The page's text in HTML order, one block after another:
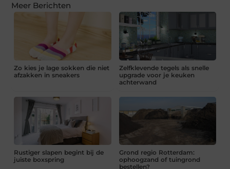
Meer Berichten
Zo kies je lage sokken die niet
afzakken in sneakers
Zelfklevende tegels als snelle
upgrade voor je keuken
achterwand
Rustiger slapen begint bij de
juiste boxspring
Grond regio Rotterdam:
ophoogzand of tuingrond
bestellen?